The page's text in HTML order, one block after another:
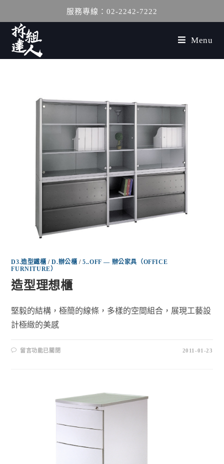
服務專線：02-2242-7222
Menu
D3.造型鐵櫃 /D.辦公櫃 /5..OFF — 辦公家具（OFFICE
FURNITURE）
造型理想櫃
堅毅的結構，極簡的線條，多樣的空間組合，展現工藝設
計極緻的美感
留言功能已關閉 2011-01-23